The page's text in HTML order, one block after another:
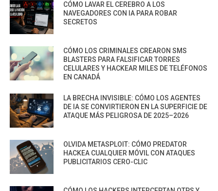
CÓMO LAVAR EL CEREBRO A LOS
NAVEGADORES CON IA PARA ROBAR
SECRETOS
CÓMO LOS CRIMINALES CREARON SMS
BLASTERS PARA FALSIFICAR TORRES
CELULARES Y HACKEAR MILES DE TELÉFONOS
EN CANADÁ
LA BRECHA INVISIBLE: CÓMO LOS AGENTES
DE IA SE CONVIRTIERON EN LA SUPERFICIE DE
ATAQUE MÁS PELIGROSA DE 2025–2026
OLVIDA METASPLOIT: CÓMO PREDATOR
HACKEA CUALQUIER MÓVIL CON ATAQUES
PUBLICITARIOS CERO-CLIC